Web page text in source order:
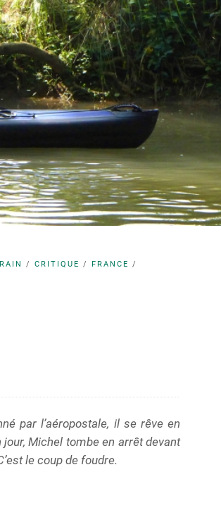
/ CRITIQUE / FRANCE /
par l’aéropostale, il se rêve en
jour, Michel tombe en arrêt devant
le coup de foudre.